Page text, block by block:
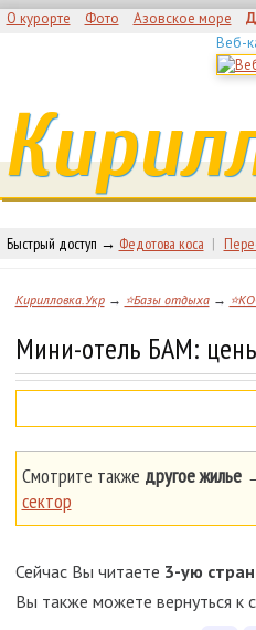
О курорте Фото Азовское море
Веб-
Быстрый доступ → Федотова коса |
Кирилловка.Укр→ ⭐Базы отдыха→
Мини-отель БАМ:
Смотрите также другое жилье
сектор
Сейчас Вы читаете 3-ую
Вы также можете вернуться к